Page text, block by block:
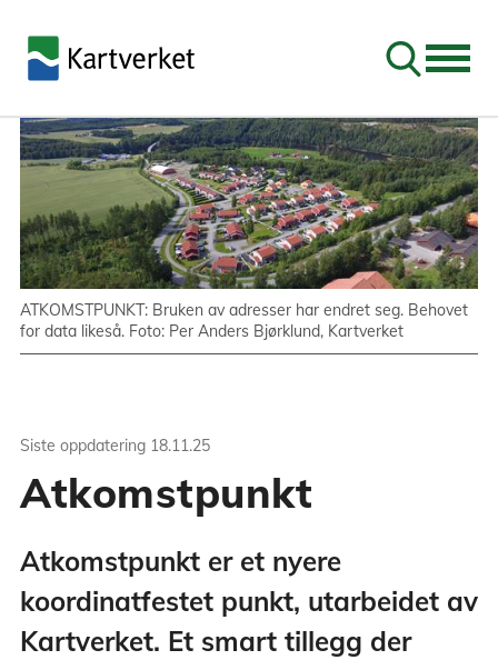
Søk
ATKOMSTPUNKT: Bruken av adresser har endret seg. Behovet
for data likeså. Foto: Per Anders Bjørklund, Kartverket
Siste oppdatering 18.11.25
Atkomstpunkt
Atkomstpunkt er et nyere
koordinatfestet punkt, utarbeidet av
Kartverket. Et smart tillegg der